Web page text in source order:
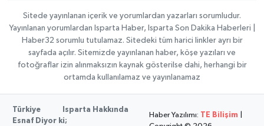
Sitede yayınlanan içerik ve yorumlardan yazarları sorumludur.
Yayınlanan yorumlardan Isparta Haber, Isparta Son Dakika Haberleri |
Haber32 sorumlu tutulamaz. Sitedeki tüm harici linkler ayrı bir
sayfada açılır. Sitemizde yayınlanan haber, köşe yazıları ve
fotoğraflar izin alınmaksızın kaynak gösterilse dahi, herhangi bir
ortamda kullanılamaz ve yayınlanamaz
Türkiye
Isparta Hakkında
Esnaf Diyor ki;
Haber Yazılımı: TE Bilişim